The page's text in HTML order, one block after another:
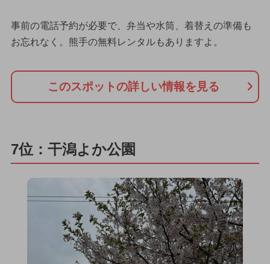
事前の電話予約が必要で、弁当や水筒、着替えの準備も
お忘れなく。熊手の無料レンタルもありますよ。
このスポットの詳しい情報を見る
7位：干潟よか公園